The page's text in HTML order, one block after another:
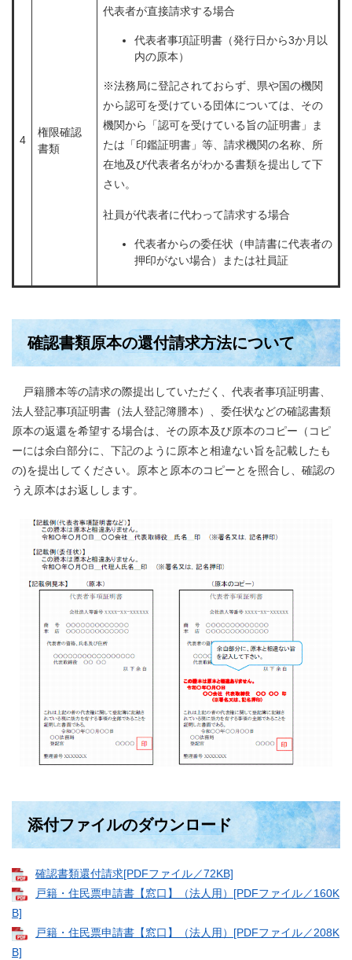
4
権限確認
書類
代表者が直接請求する場合
代表者事項証明書（発行日から3か月以
内の原本）
※法務局に登記されておらず、県や国の機関
から認可を受けている団体については、その
機関から「認可を受けている旨の証明書」ま
たは「印鑑証明書」等、請求機関の名称、所
在地及び代表者名がわかる書類を提出して下
さい。
社員が代表者に代わって請求する場合
代表者からの委任状（申請書に代表者の
押印がない場合）または社員証
確認書類原本の還付請求方法について
戸籍謄本等の請求の際提出していただく、代表者事項証明書、
法人登記事項証明書（法人登記簿謄本）、委任状などの確認書類
原本の返還を希望する場合は、その原本及び原本のコピー（コピ
ーには余白部分に、下記のように原本と相違ない旨を記載したも
の)を提出してください。原本と原本のコピーとを照合し、確認の
うえ原本はお返しします。
添付ファイルのダウンロード
確認書類還付請求[PDFファイル／72KB]
戸籍・住民票申請書【窓口】（法人用）[PDFファイル／160K
B]
戸籍・住民票申請書【窓口】（法人用）[PDFファイル／208K
B]